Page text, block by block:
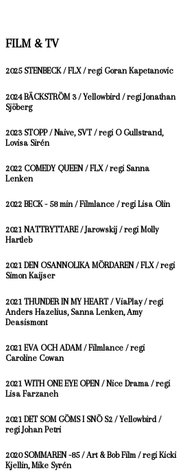
FILM & TV
2025 STENBECK / FLX / regi Goran Kapetanovic
2024 BÄCKSTRÖM 3 / Yellowbird / regi Jonathan
Sjöberg
2023 STOPP / Naive, SVT / regi O Gullstrand,
Lovisa Sirén
2022 COMEDY QUEEN / FLX / regi Sanna
Lenken
2022 BECK - 58 min / Filmlance / regi Lisa Olin
2021 NATTRYTTARE / Jarowskij / regi Molly
Hartleb
2021 DEN OSANNOLIKA MÖRDAREN / FLX / regi
Simon Kaijser
2021 THUNDER IN MY HEART / ViaPlay / regi
Anders Hazelius, Sanna Lenken, Amy
Deasismont
2021 EVA OCH ADAM / Filmlance / regi
Caroline Cowan
2021 WITH ONE EYE OPEN / Nice Drama / regi
Lisa Farzaneh
2021 DET SOM GÖMS I SNÖ S2 / Yellowbird /
regi Johan Petri
2020 SOMMAREN -85 / Art & Bob Film / regi Kicki
Kjellin, Mike Syrén